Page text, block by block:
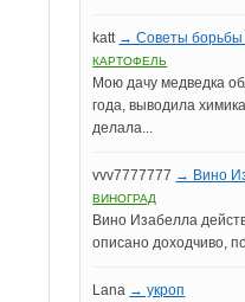
katt → Советы борьбы
КАРТОФЕЛЬ
Мою дачу медведка
года, выводила
делала...
vvv7777777 → Вино
ВИНОГРАД
Вино Изабелла
описано доходчиво,
Lana → укроп